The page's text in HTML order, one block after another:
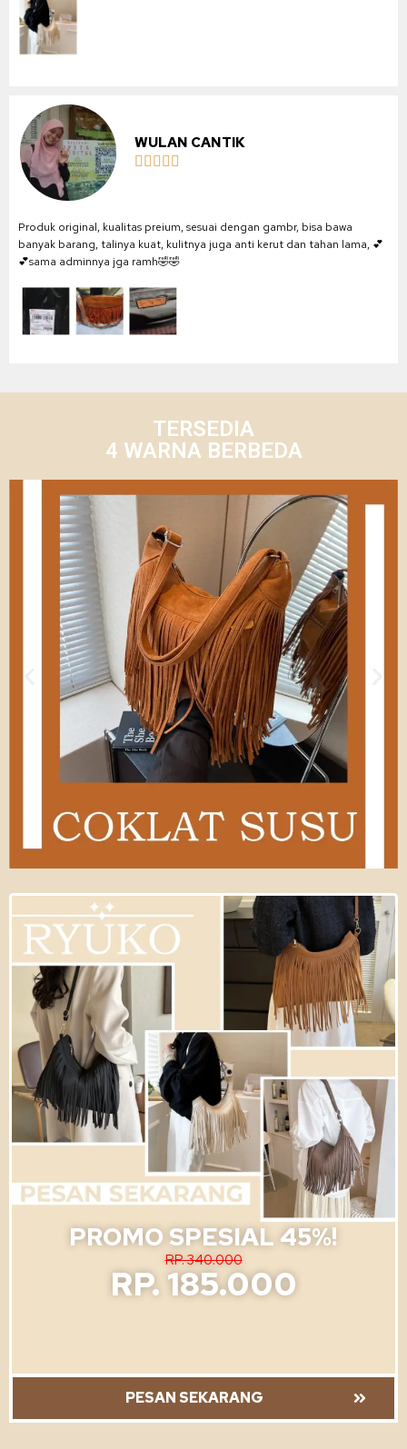
WULAN CANTIK
    
Produk original, kualitas preium, sesuai dengan gambr, bisa bawa
banyak barang, talinya kuat, kulitnya juga anti kerut dan tahan lama, 💕
💕sama adminnya jga ramh🤣🤣
TERSEDIA
4 WARNA BERBEDA
PROMO SPESIAL 45%!
RP. 340.000
RP. 185.000
PESAN SEKARANG